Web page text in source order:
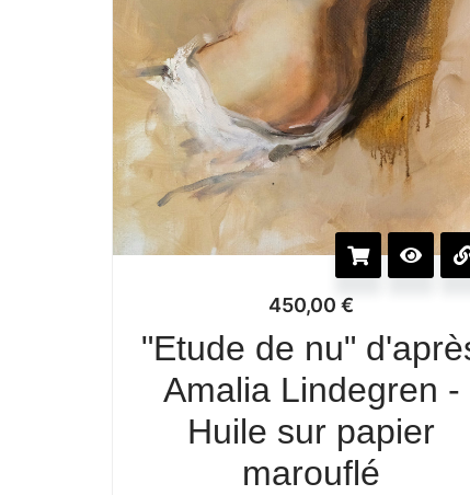
450,00€
"Etude de nu"
Amalia Lindegren -
Huile sur papier
marouflé